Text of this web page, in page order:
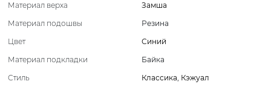
Материал верха
Замша
Материал подошвы
Резина
Цвет
Синий
Материал подкладки
Байка
Стиль
Классика, Кэжуал